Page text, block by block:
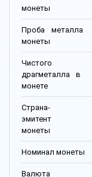
монеты
Проба металла
монеты
Чистого
драгметалла в
монете
Страна-
эмитент
монеты
Номинал монеты
Валюта